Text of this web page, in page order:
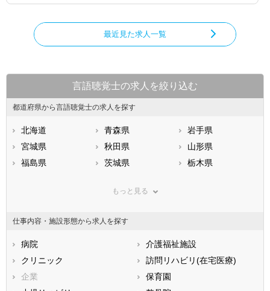
最近見た求人一覧
言語聴覚士の求人を絞り込む
都道府県から言語聴覚士の求人を探す
北海道 青森県
岩手県
宮城県
秋田県
山形県
福島県
茨城県
栃木県
神奈川県
石川県
福井県
静岡県
三重県
滋賀県
大阪府
兵庫県
もっと見る
仕事内容・施設形態から求人を探す
病院
介護福祉施設
クリニック
訪問リハビリ(在宅医療)
企業
保育園